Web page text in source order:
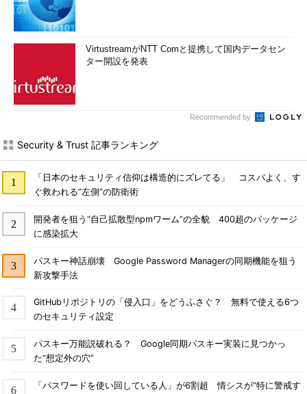
VirtustreamがNTT Comと提携して国内データセン
ター開設を発表
Recommended by
Security & Trust 記事ランキング
「日本のセキュリティ信仰は構造的にズレてる」 コスパよく、す
ぐ救われる“左側”の防衛術
開発者を狙う“自己拡散型npmワーム”の全貌 400超のパッケージ
に感染拡大
パスキー神話崩壊 Google Password Managerの同期機能を狙う
新攻撃手法
GitHubリポジトリの「侵入口」をどうふさぐ？ 無料で使える6つ
のセキュリティ設定
パスキー万能説破れる？ Google同期パスキー実装に見つかっ
た“想定外の穴”
「パスワードを使い回している人」が6割超 情シスが“特に警戒す